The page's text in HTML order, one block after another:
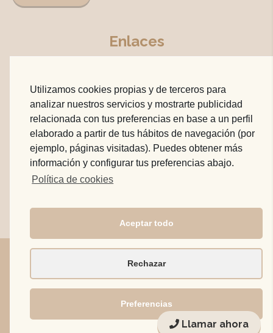
Utilizamos cookies propias y de terceros para
analizar nuestros servicios y mostrarte publicidad
relacionada con tus preferencias en base a un perfil
elaborado a partir de tus hábitos de navegación (por
ejemplo, páginas visitadas). Puedes obtener más
información y configurar tus preferencias abajo.
Política de cookies
Aceptar todo
Rechazar
Preferencias
Llamar ahora
Enlaces
Actualitat
Perquè nosaltres?
Qui som
Turisme dental
Contacte
Av. de Francesc Macià 20 - 08800, Vilanova G. -Tel. 93
811 59 30 | Aviso legal